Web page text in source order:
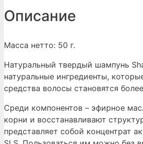
Описание
Масса нетто: 50 г.
Натуральный твердый шампунь
натуральные ингредиенты,
средства волосы становятся
Среди компонентов – эфирное
корни и восстанавливают
представляет собой концентрат